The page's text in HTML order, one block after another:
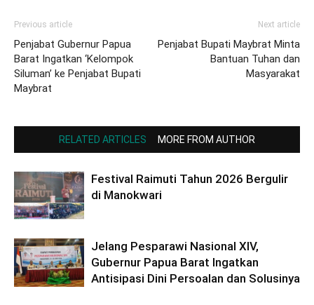
Previous article
Penjabat Gubernur Papua
Barat Ingatkan ‘Kelompok
Siluman’ ke Penjabat Bupati
Maybrat
Next article
Penjabat Bupati Maybrat Minta
Bantuan Tuhan dan
Masyarakat
RELATED ARTICLES MORE FROM AUTHOR
Festival Raimuti Tahun 2026 Bergulir
di Manokwari
Jelang Pesparawi Nasional XIV,
Gubernur Papua Barat Ingatkan
Antisipasi Dini Persoalan dan Solusinya